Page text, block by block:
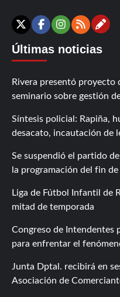
X Facebook
RSS
Últimas noticias
Rivera presentó proyecto
seminario sobre gestión
Síntesis policial: Rapiña,
desacato, incautación de
Se suspendió el partido
la programación del fin de
Liga de Fútbol Infantil de
mitad de temporada
Congreso de Intendentes
para enfrentar el
Junta Dptal. recibirá en
Asociación de